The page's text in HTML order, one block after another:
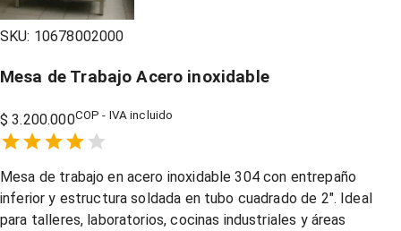
SKU: 10678002000
Mesa de Trabajo Acero inoxidable
$ 3.200.000COP - IVA incluido
1 Star,
2 Stars,
3 Stars,
4 Stars,
5 Stars,
Mesa de trabajo en acero inoxidable 304 con entrepaño
inferior y estructura soldada en tubo cuadrado de 2″. Ideal
para talleres, laboratorios, cocinas industriales y áreas